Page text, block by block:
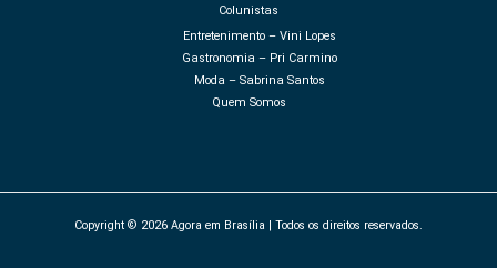
Colunistas
Entretenimento – Vini Lopes
Gastronomia – Pri Carmino
Moda – Sabrina Santos
Quem Somos
Copyright © 2026 Agora em Brasília | Todos os direitos reservados.